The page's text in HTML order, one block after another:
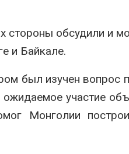
стороны обсудили и
и Байкале.
был изучен вопрос
участие
Монголии